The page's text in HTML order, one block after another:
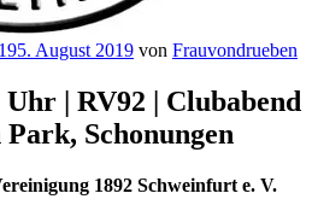
5. August 2019 von Frauvondrueben
Uhr | RV92 | Clubabend
Schonungen
1892 Schweinfurt e. V.